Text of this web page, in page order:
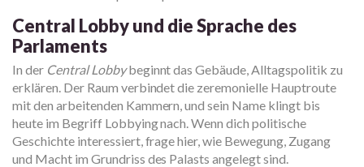
Central Lobby und die Sprache des
Parlaments
In der Central Lobbybeginnt das Gebäude, Alltagspolitik zu
erklären. Der Raum verbindet die zeremonielle Hauptroute
mit den arbeitenden Kammern, und sein Name klingt bis
heute im Begriff Lobbying nach. Wenn dich politische
Geschichte interessiert, frage hier, wie Bewegung, Zugang
und Macht im Grundriss des Palasts angelegt sind.